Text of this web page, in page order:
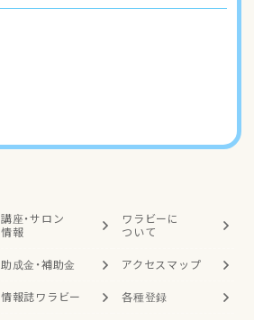
講座・サロン
情報
助成金・補助金
情報誌ワラビー
ワラビーに
ついて
アクセスマップ
各種登録